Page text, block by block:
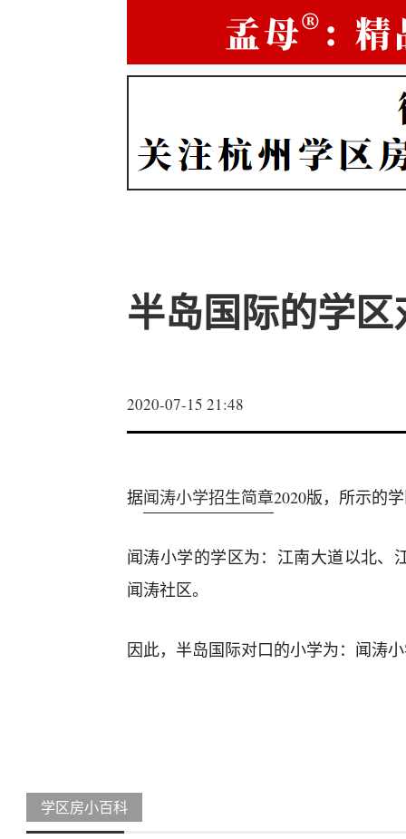
半岛国际的学
2020-07-15 21:48
据闻涛小学招生简章2020版，所示的
闻涛小学的学区为：江南大道以北、
闻涛社区。
因此，半岛国际对口的小学为：闻涛
学区房小百科